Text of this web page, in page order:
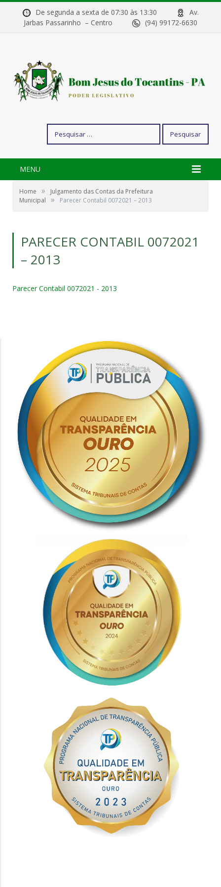
De segunda a sexta de 07:30 às 13:30
Av.
Jarbas Passarinho – Centro
(94) 99172-6630
por:
MENU
Home »
Julgamento das Contas da Prefeitura
Municipal
» Parecer Contabil 0072021 – 2013
PARECER CONTABIL 0072021
– 2013
Parecer Contabil 0072021 - 2013